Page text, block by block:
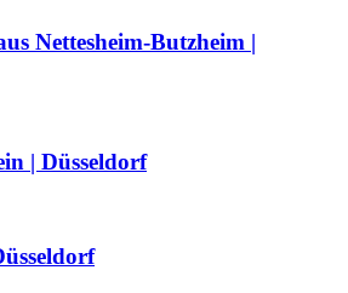
Nettesheim-Butzheim |
| Düsseldorf